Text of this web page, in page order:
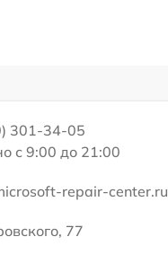
301-34-05
с 9:00 до 21:00
repair-center.ru
77